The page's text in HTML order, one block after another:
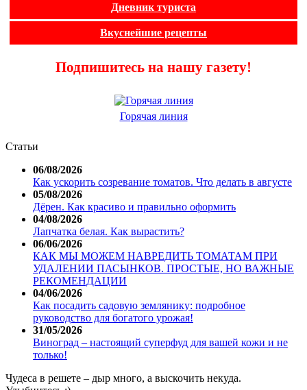
Дневник туриста
Вкуснейшие рецепты
Подпишитесь на нашу газету!
Горячая линия
Статьи
06/08/2026
Как ускорить созревание томатов. Что делать в августе
05/08/2026
Дёрен. Как красиво и правильно оформить
04/08/2026
Лапчатка белая. Как вырастить?
06/06/2026
КАК МЫ МОЖЕМ НАВРЕДИТЬ ТОМАТАМ ПРИ
УДАЛЕНИИ ПАСЫНКОВ. ПРОСТЫЕ, НО ВАЖНЫЕ
РЕКОМЕНДАЦИИ
04/06/2026
Как посадить садовую землянику: подробное
руководство для богатого урожая!
31/05/2026
Виноград – настоящий суперфуд для вашей кожи и не
только!
Чудеса в решете – дыр много, а выскочить некуда.